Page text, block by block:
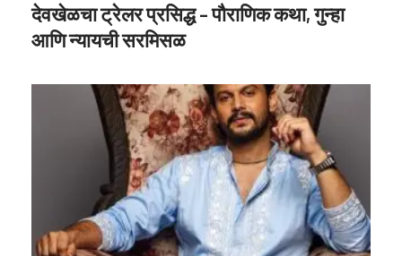
देवखेळचा ट्रेलर प्रसिद्ध – पौराणिक कथा, गुन्हा
आणि न्यायची सरमिसळ